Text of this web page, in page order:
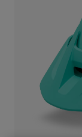
Rennrad Schuhe
Mountainbike
Gravel Schuhe
Alle anzeigen
Schutzbrillen
Snowboard
Mit